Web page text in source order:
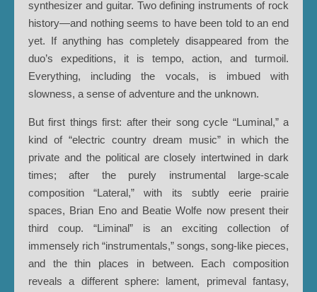
synthesizer and guitar. Two defining instruments of rock
history—and nothing seems to have been told to an end
yet. If anything has completely disappeared from the
duo’s expeditions, it is tempo, action, and turmoil.
Everything, including the vocals, is imbued with
slowness, a sense of adventure and the unknown.
But first things first: after their song cycle “Luminal,” a
kind of “electric country dream music” in which the
private and the political are closely intertwined in dark
times; after the purely instrumental large-scale
composition “Lateral,” with its subtly eerie prairie
spaces, Brian Eno and Beatie Wolfe now present their
third coup. “Liminal” is an exciting collection of
immensely rich “instrumentals,” songs, song-like pieces,
and the thin places in between. Each composition
reveals a different sphere: lament, primeval fantasy,